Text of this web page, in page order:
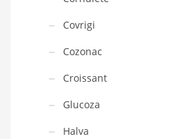
Covrigi
Cozonac
Croissant
Glucoza
Halva